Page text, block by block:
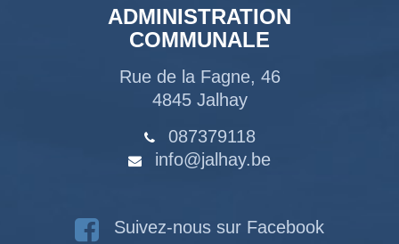
ADMINISTRATION
COMMUNALE
Rue de la Fagne, 46
4845 Jalhay
087379118
info@jalhay.be
Suivez-nous sur Facebook